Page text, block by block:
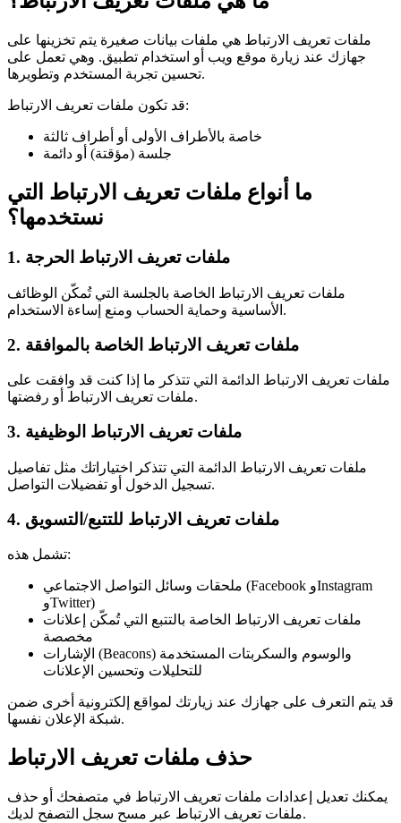
ملفات تعريف الارتباط هي ملفات بيانات صغيرة يتم تخزينها على
جهازك عند زيارة موقع ويب أو استخدام تطبيق. وهي تعمل على
تحسين تجربة المستخدم وتطويرها.
قد تكون ملفات تعريف الارتباط:
خاصة بالأطراف الأولى أو أطراف ثالثة
جلسة (مؤقتة) أو دائمة
ما أنواع ملفات تعريف الارتباط التي
نستخدمها؟
1. ملفات تعريف الارتباط الحرجة
ملفات تعريف الارتباط الخاصة بالجلسة التي تُمكّن الوظائف
الأساسية وحماية الحساب ومنع إساءة الاستخدام.
2. ملفات تعريف الارتباط الخاصة بالموافقة
ملفات تعريف الارتباط الدائمة التي تتذكر ما إذا كنت قد وافقت على
ملفات تعريف الارتباط أو رفضتها.
3. ملفات تعريف الارتباط الوظيفية
ملفات تعريف الارتباط الدائمة التي تتذكر اختياراتك مثل تفاصيل
تسجيل الدخول أو تفضيلات التواصل.
4. ملفات تعريف الارتباط للتتبع/التسويق
تشمل هذه:
ملحقات وسائل التواصل الاجتماعي (Facebook وInstagram
وTwitter)
ملفات تعريف الارتباط الخاصة بالتتبع التي تُمكّن إعلانات
مخصصة
الإشارات (Beacons) والوسوم والسكربتات المستخدمة
للتحليلات وتحسين الإعلانات
قد يتم التعرف على جهازك عند زيارتك لمواقع إلكترونية أخرى ضمن
شبكة الإعلان نفسها.
حذف ملفات تعريف الارتباط
يمكنك تعديل إعدادات ملفات تعريف الارتباط في متصفحك أو حذف
ملفات تعريف الارتباط عبر مسح سجل التصفح لديك.